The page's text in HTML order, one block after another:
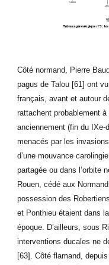
Côté normand, Pierre
pagus de Talou [61] ont
français, avant et autour
rattachent probablement
anciennement (fin du
menacés par les
d’une mouvance
partagée ou dans l’orbite
Rouen, cédé aux
possession des
et Ponthieu étaient dans
époque. D’ailleurs, sous
interventions ducales ne
[63]. Côté flamand,